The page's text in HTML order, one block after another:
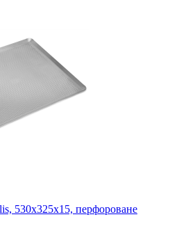
530х325х15, перфороване